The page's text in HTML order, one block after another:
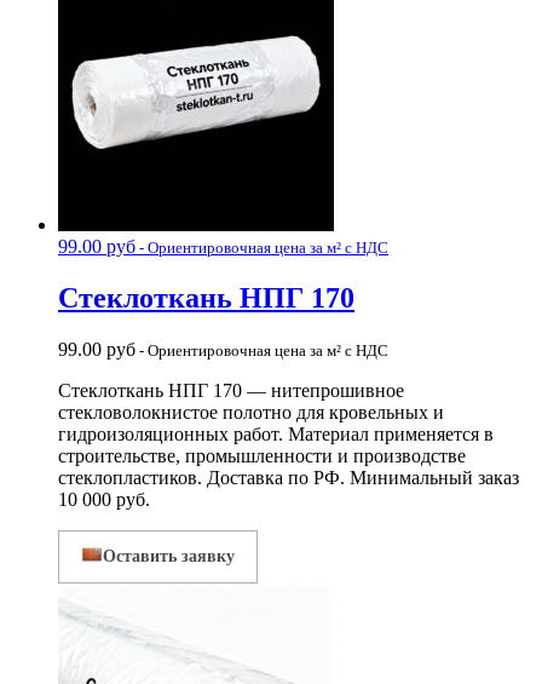
99.00 руб - Ориентировочная цена за м² с НДС
Стеклоткань НПГ 170
99.00 руб - Ориентировочная цена за м² с НДС
Стеклоткань НПГ 170 — нитепрошивное
стекловолокнистое полотно для кровельных и
гидроизоляционных работ. Материал применяется в
строительстве, промышленности и производстве
стеклопластиков. Доставка по РФ. Минимальный заказ
10 000 руб.
Оставить заявку